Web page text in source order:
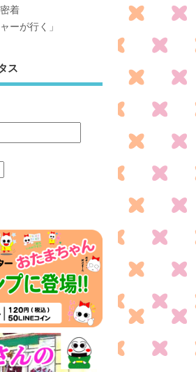
着
ーが行く」
ス